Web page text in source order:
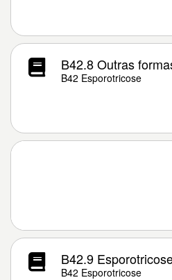
B42.8 Outras
B42 Esporotricose
B42.9
B42 Esporotricose